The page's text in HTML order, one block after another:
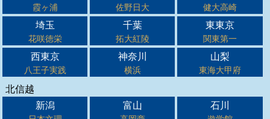
霞ヶ浦 佐野日大 健大高崎
埼玉
花咲徳栄
千葉
拓大紅陵
東東京
関東第一
西東京
八王子実践
神奈川
横浜
山梨
東海大甲府
北信越
新潟
富山 石川